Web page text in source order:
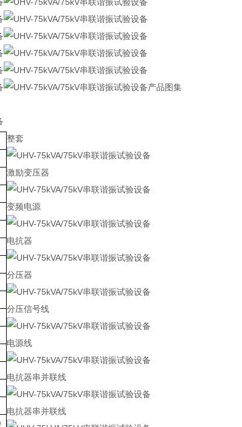
产品图集
整套
激励变压器
变频电源
电抗器
分压器
分压信号线
电源线
电抗器串并联线
电抗器串并联线